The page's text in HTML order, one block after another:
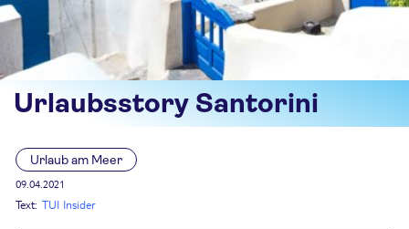
Urlaubsstory Santorini
Urlaub am Meer
09.04.2021
Text: TUI Insider